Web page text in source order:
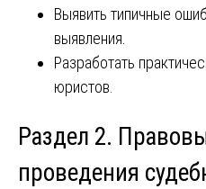
Выявить типичные
выявления.
Разработать
юристов.
Раздел 2.
проведения